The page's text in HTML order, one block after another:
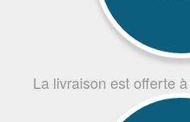
La livraison est offerte